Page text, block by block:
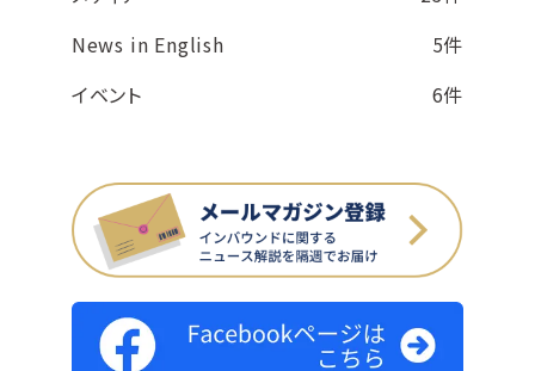
News in English
5件
イベント
6件